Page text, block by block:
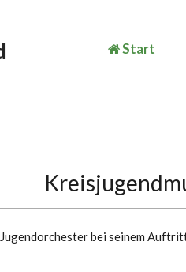
Start
bei seinem